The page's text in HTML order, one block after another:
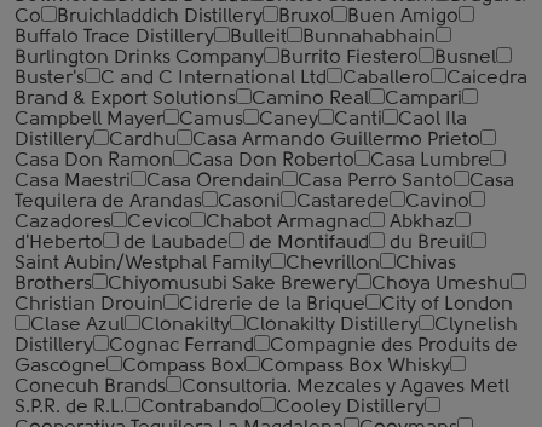
Co
Bruichladdich Distillery Bruxo
Buen Amigo
Buffalo Trace Distillery
Bulleit
Bunnahabhain
Burlington Drinks Company
Burrito Fiestero
Busnel
Buster's
C and C International Ltd Caballero
Caicedra
Brand & Export Solutions
Camino Real
Campari
Campbell Mayer
Camus Caney Canti
Caol Ila
Distillery
Cardhu
Casa Armando Guillermo Prieto
Casa Don Ramon
Casa Don Roberto
Casa Lumbre
Casa Maestri
Casa Orendain Casa Perro Santo
Casa
Tequilera de Arandas
Casoni Castarede
Cavino
Cazadores
Cevico Chabot Armagnac
Abkhaz
d'Heberto
de Laubade de Montifaud
du Breuil
Saint Aubin/Westphal Family
Chevrillon
Chivas
Brothers
Chiyomusubi Sake Brewery
Choya Umeshu
Christian Drouin
Cidrerie de la Brique
City of London
Clase Azul
Clonakilty Clonakilty Distillery
Clynelish
Distillery
Cognac Ferrand
Compagnie des Produits de
Gascogne
Compass Box
Compass Box Whisky
Conecuh Brands
Consultoria. Mezcales y Agaves Metl
S.P.R. de R.L.
Contrabando
Cooley Distillery